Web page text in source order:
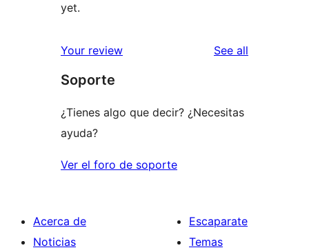
yet.
Your review See all
Soporte
¿Tienes algo que decir? ¿Necesitas
ayuda?
Ver el foro de soporte
Acerca de
Noticias
Escaparate
Temas